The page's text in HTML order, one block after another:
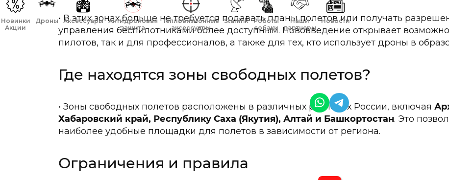
Новинки
Акции
Дроны Аксессуары
Антидроновая
защита
Тепловизионные
аксессуары
Starlink
Роботы
собаки
Наши
партнеры
Новости
В этих зонах больше не требуется подавать планы полетов или получать
управления беспилотниками более доступным. Нововведение открывает
пилотов, так и для профессионалов, а также для тех, кто использует дроны в
Где находятся зоны свободных полетов?
Зоны свободных полетов расположены в различных регионах России, включая
Хабаровский край, Республику Саха (Якутия), Алтай и Башкортостан. Это
наиболее удобные площадки для полетов в зависимости от региона.
Ограничения и правила